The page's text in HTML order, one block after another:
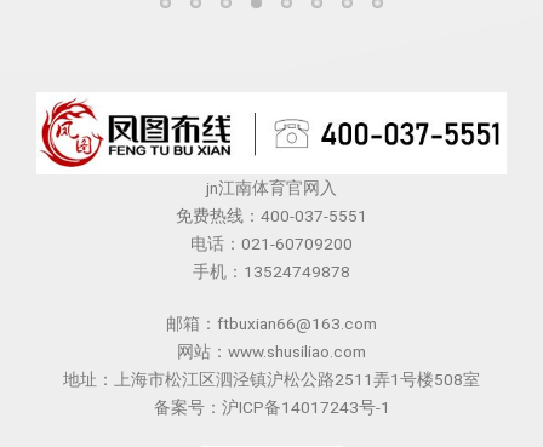
光纤价格创七年新高光纤概念继续反弹丨
其它范畴的资讯和技能解决方案的提供
盘中头绪丨光纤价格创七年新高光
其它范畴的资讯和技能解决方
光大证券：AI通胀催生新周
兴证全球基金张传杰：
其它范畴的资讯和技
jn江南体育官网入
免费热线：400-037-5551
电话：021-60709200
手机：13524749878
邮箱：ftbuxian66@163.com
网站：www.shusiliao.com
地址：上海市松江区泗泾镇沪松公路2511弄1号楼508室
备案号：沪ICP备14017243号-1